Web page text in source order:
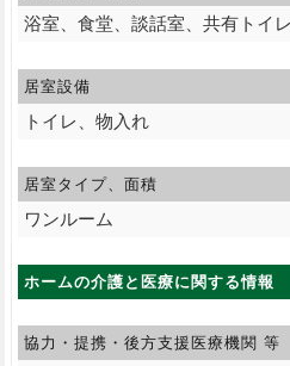
浴室、食堂、談話室、共有トイレ
居室設備
トイレ、物入れ
居室タイプ、面積
ワンルーム
ホームの介護と医療に関する情報
協力・提携・後方支援 医療機関 等